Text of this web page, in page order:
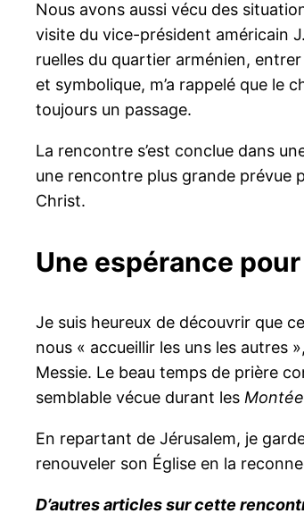
Nous avons aussi vécu des
visite du vice-président américain
ruelles du quartier arménien,
et symbolique, m’a rappelé que le
toujours un passage.
La rencontre s’est conclue dans
une rencontre plus grande prévue
Christ.
Une espérance pour
Je suis heureux de découvrir que
nous « accueillir les uns les autres
Messie. Le beau temps de prière
semblable vécue durant les
En repartant de Jérusalem, je
renouveler son Église en la
D’autres articles sur cette